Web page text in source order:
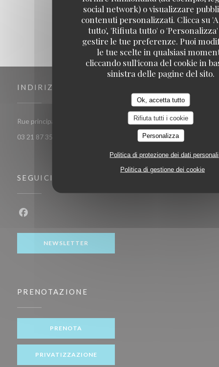
social network) o visualizzare
contenuti personalizzati. Clicca su
tutto', 'Rifiuta tutto' o
gestire le tue preferenze. Puoi
le tue scelte in qualsiasi
cliccando sull'icona del cookie in
sinistra delle pagine del sito.
Ok, accetta tutto
Rifiuta tutti i cookie
Personalizza
Politica di protezione dei dati personali
Politica di gestione dei cookie
INDIRIZZO
Rue principale 62179 Audinghen
((apre una nuova finestra))
03 21 87 35 32
SEGUICI
NEWSLETTER
PRENOTAZIONE
PRENOTA
PRIVATIZZAZIONE